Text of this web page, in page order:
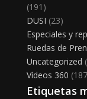
(191)
DUSI (23)
Especiales y
Ruedas de
Uncategorized
Vídeos 360
Etiquetas